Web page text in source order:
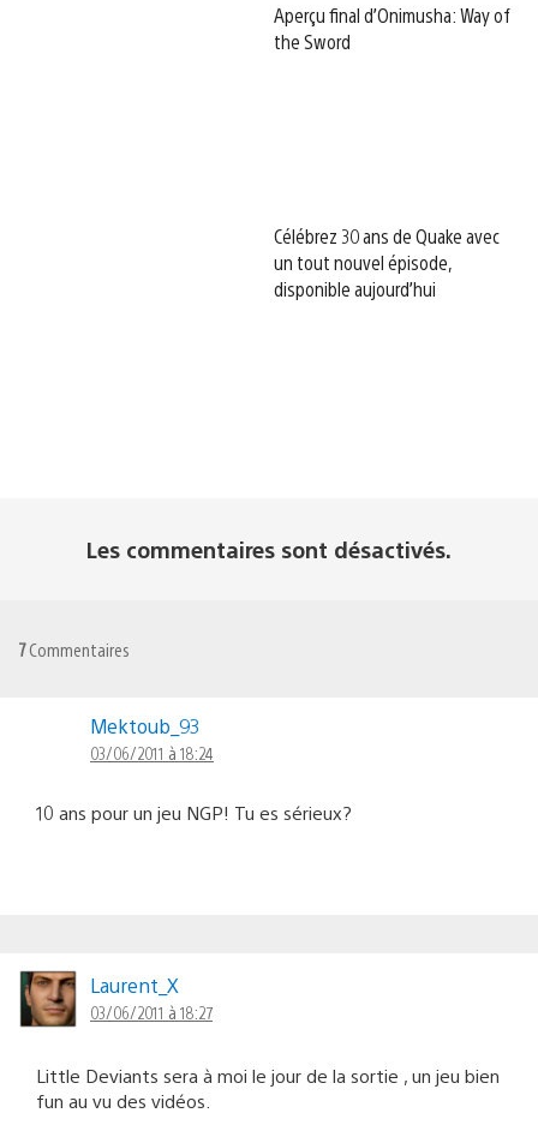
Aperçu final d’Onimusha: Way of
the Sword
Célébrez 30 ans de Quake avec
un tout nouvel épisode,
disponible aujourd’hui
Les commentaires sont désactivés.
7Commentaires
Mektoub_93
03/06/2011 à 18:24
10 ans pour un jeu NGP! Tu es sérieux?
Laurent_X
03/06/2011 à 18:27
Little Deviants sera à moi le jour de la sortie , un jeu bien
fun au vu des vidéos.